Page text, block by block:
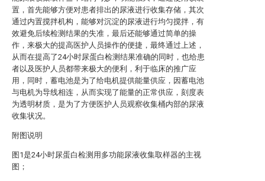
置，首先能够方便对患者排出的尿液进行收集存储，其次
通过内置搅拌机构，能够对沉淀的尿液进行均匀搅拌，有
效避免后续检测结果的失准，最后还能够通过简单的操
作，来极大的提高医护人员操作的便捷，最终通过上述，
从而在提高了24小时尿蛋白检测结果准确的同时，也给患
者以及医护人员都带来极大的便利，利于临床的推广应
用，同时，蓄电池是为了给电机提供能量供应，因蓄电池
与电机为导线相连，从而实现了能量的正常供应，刻度表
为透明材质，是为了方便医护人员观察收集桶内部的尿液
收集状况。
附图说明
图1是24小时尿蛋白检测用多功能尿液收集取样器的主视
图；